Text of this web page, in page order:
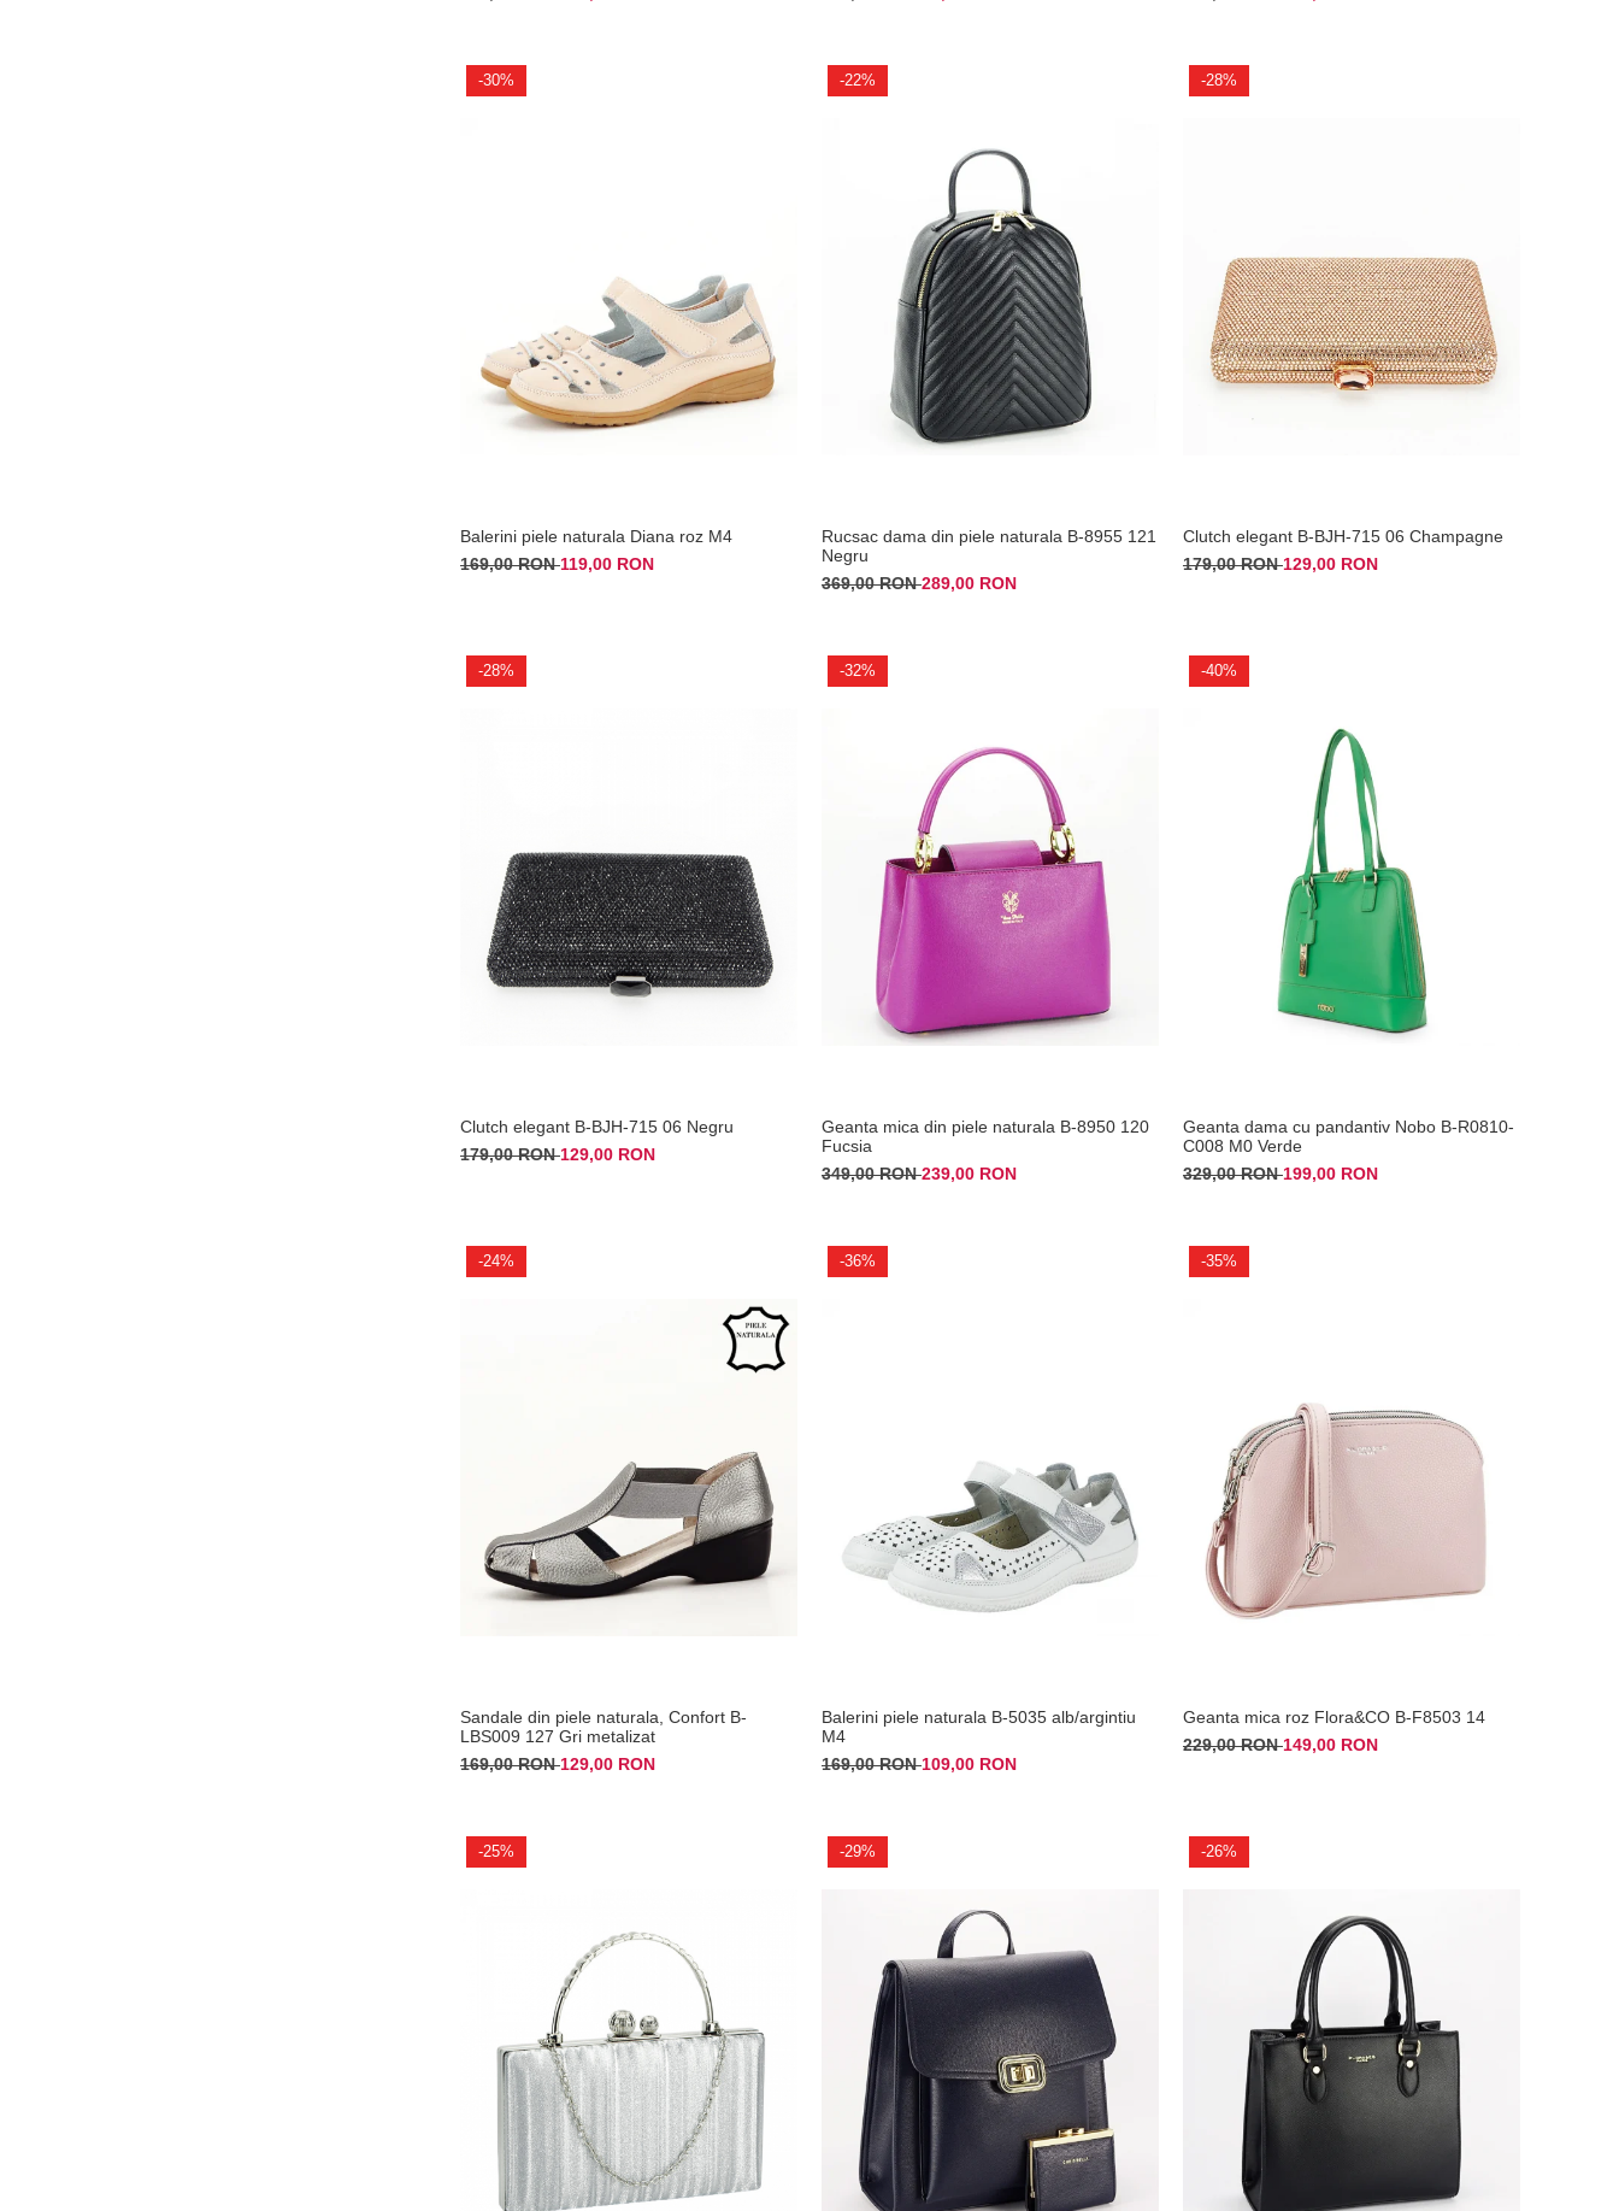
-30%
Balerini piele naturala Diana roz M4
169,00 RON119,00 RON
-22%
Rucsac dama din piele naturala B-8955 121
Negru
369,00 RON289,00 RON
-28%
Clutch elegant B-BJH-715 06 Champagne
179,00 RON129,00 RON
-28%
Clutch elegant B-BJH-715 06 Negru
179,00 RON129,00 RON
-32%
Geanta mica din piele naturala B-8950 120
Fucsia
349,00 RON239,00 RON
-40%
Geanta dama cu pandantiv Nobo B-R0810-
C008 M0 Verde
329,00 RON199,00 RON
-24%
Sandale din piele naturala, Confort B-
LBS009 127 Gri metalizat
169,00 RON129,00 RON
-36%
Balerini piele naturala B-5035 alb/argintiu
M4
169,00 RON109,00 RON
-35%
Geanta mica roz Flora&CO B-F8503 14
229,00 RON149,00 RON
-25% -29% -26%